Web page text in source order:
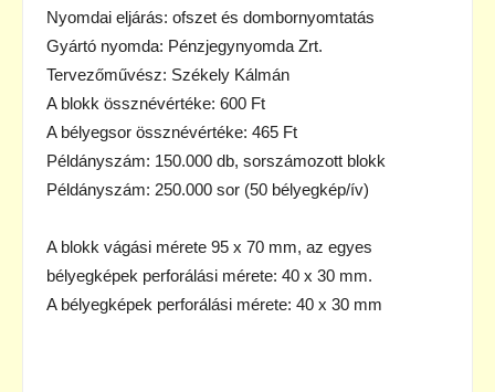
Nyomdai eljárás: ofszet és dombornyomtatás
Gyártó nyomda: Pénzjegynyomda Zrt.
Tervezőművész: Székely Kálmán
A blokk össznévértéke: 600 Ft
A bélyegsor össznévértéke: 465 Ft
Példányszám: 150.000 db, sorszámozott blokk
Példányszám: 250.000 sor (50 bélyegkép/ív)
A blokk vágási mérete 95 x 70 mm, az egyes
bélyegképek perforálási mérete: 40 x 30 mm.
A bélyegképek perforálási mérete: 40 x 30 mm